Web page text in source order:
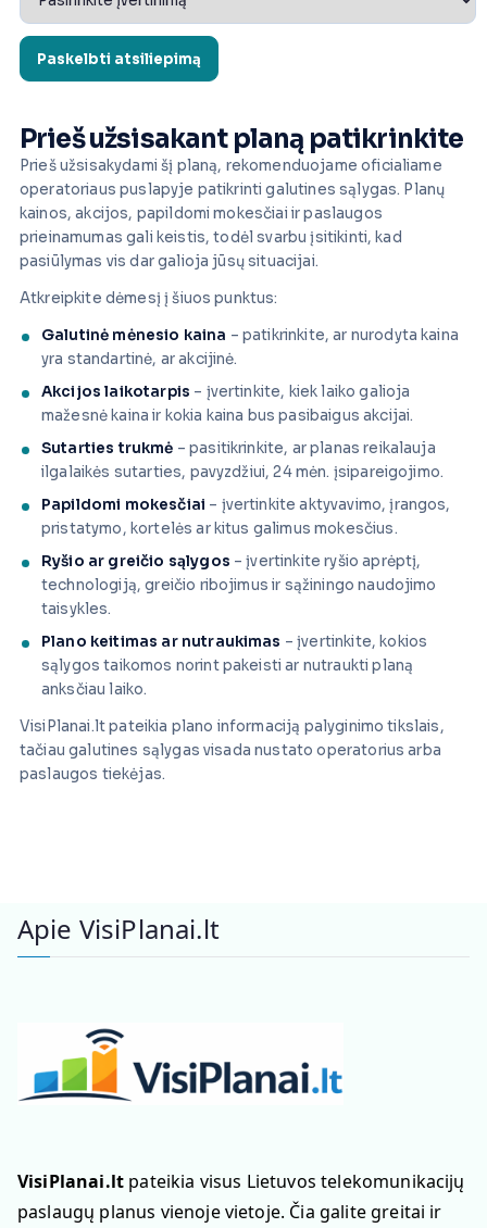
Prieš užsisakant planą patikrinkite
Prieš užsisakydami šį planą, rekomenduojame oficialiame
operatoriaus puslapyje patikrinti galutines sąlygas. Planų
kainos, akcijos, papildomi mokesčiai ir paslaugos
prieinamumas gali keistis, todėl svarbu įsitikinti, kad
pasiūlymas vis dar galioja jūsų situacijai.
Atkreipkite dėmesį į šiuos punktus:
Galutinė mėnesio kaina – patikrinkite, ar nurodyta kaina
yra standartinė, ar akcijinė.
Akcijos laikotarpis – įvertinkite, kiek laiko galioja
mažesnė kaina ir kokia kaina bus pasibaigus akcijai.
Sutarties trukmė – pasitikrinkite, ar planas reikalauja
ilgalaikės sutarties, pavyzdžiui, 24 mėn. įsipareigojimo.
Papildomi mokesčiai – įvertinkite aktyvavimo, įrangos,
pristatymo, kortelės ar kitus galimus mokesčius.
Ryšio ar greičio sąlygos – įvertinkite ryšio aprėptį,
technologiją, greičio ribojimus ir sąžiningo naudojimo
taisykles.
Plano keitimas ar nutraukimas – įvertinkite, kokios
sąlygos taikomos norint pakeisti ar nutraukti planą
anksčiau laiko.
VisiPlanai.lt pateikia plano informaciją palyginimo tikslais,
tačiau galutines sąlygas visada nustato operatorius arba
paslaugos tiekėjas.
Apie VisiPlanai.lt
VisiPlanai.lt pateikia visus Lietuvos telekomunikacijų
paslaugų planus vienoje vietoje. Čia galite greitai ir